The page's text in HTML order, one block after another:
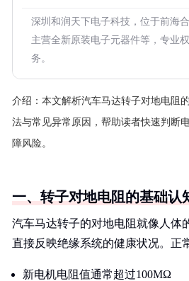
深圳和润天下电子科技，位于前海
主营全新原装电子元器件等，专业
务。
介绍： 本文解析汽车马达转子对地电阻
法与常见异常原因，帮助读者快速判断
障风险。
一、转子对地电阻的基础认
汽车马达转子的对地电阻就像人体
直接反映绝缘系统的健康状况。正
新电机电阻值通常超过100MΩ